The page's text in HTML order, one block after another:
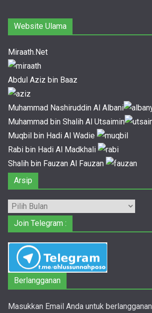
Website Ulama
Miraath.Net
Abdul Aziz bin Baaz
Muhammad Nashiruddin Al Albani
Muhammad bin Shalih Al Utsaimin
Muqbil bin Hadi Al Wadie
Rabi bin Hadi Al Madkhali
Shalih bin Fauzan Al Fauzan
Arsip
Arsip
Join Telegram :
Berlangganan
Masukkan Email Anda untuk berlangganan